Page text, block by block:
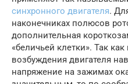
синхронного двигателя.
наконечниках полюсов
дополнительная
«беличьей клетки». Так
возбуждения двигателя
напряжение на зажимах